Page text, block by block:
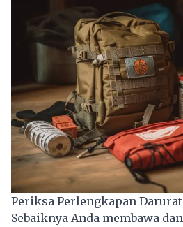
Periksa Perlengkapan Darurat
Sebaiknya Anda membawa